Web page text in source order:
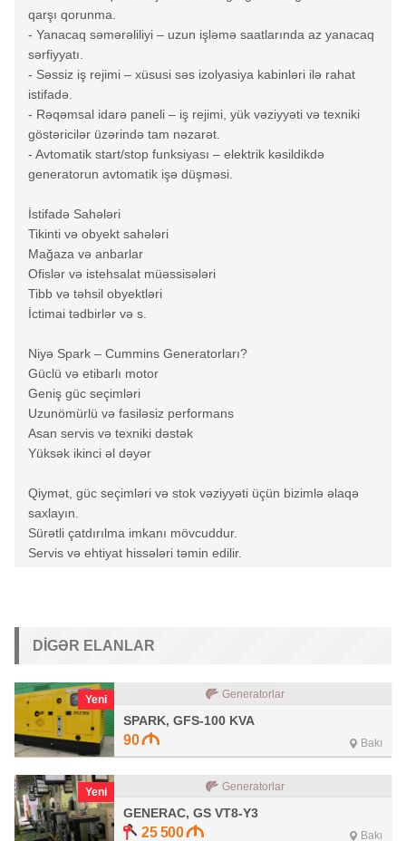
qarşı qorunma.
- Yanacaq səmərəliliyi – uzun işləmə saatlarında az yanacaq
sərfiyyatı.
- Səssiz iş rejimi – xüsusi səs izolyasiya kabinləri ilə rahat
istifadə.
- Rəqəmsal idarə paneli – iş rejimi, yük vəziyyəti və texniki
göstəricilər üzərində tam nəzarət.
- Avtomatik start/stop funksiyası – elektrik kəsildikdə
generatorun avtomatik işə düşməsi.
İstifadə Sahələri
Tikinti və obyekt sahələri
Mağaza və anbarlar
Ofislər və istehsalat müəssisələri
Tibb və təhsil obyektləri
İctimai tədbirlər və s.
Niyə Spark – Cummins Generatorları?
Güclü və etibarlı motor
Geniş güc seçimləri
Uzunömürlü və fasiləsiz performans
Asan servis və texniki dəstək
Yüksək ikinci əl dəyər
Qiymət, güc seçimləri və stok vəziyyəti üçün bizimlə əlaqə
saxlayın.
Sürətli çatdırılma imkanı mövcuddur.
Servis və ehtiyat hissələri təmin edilir.
DIGƏR ELANLAR
Yeni Generatorlar
SPARK, GFS-100 KVA
90 Bakı
Yeni Generatorlar
GENERAC, GS VT8-Y3
25 500 Bakı